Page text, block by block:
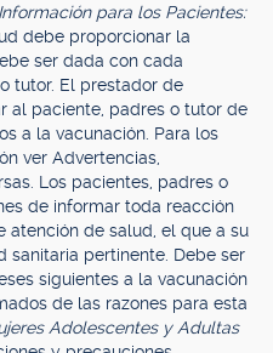
Información para los Pacientes:
debe proporcionar la
ser dada con cada
tutor. El prestador de
al paciente, padres o tutor de
a la vacunación. Para los
ver Advertencias,
Los pacientes, padres o
de informar toda reacción
atención de salud, el que a su
sanitaria pertinente. Debe ser
siguientes a la vacunación
de las razones para esta
Adolescentes y Adultas